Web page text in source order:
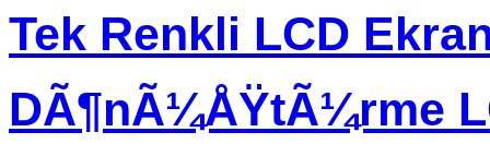
Tek Renkli LCD
DÃ¶nÃ¼ÅŸtÃ¼rme